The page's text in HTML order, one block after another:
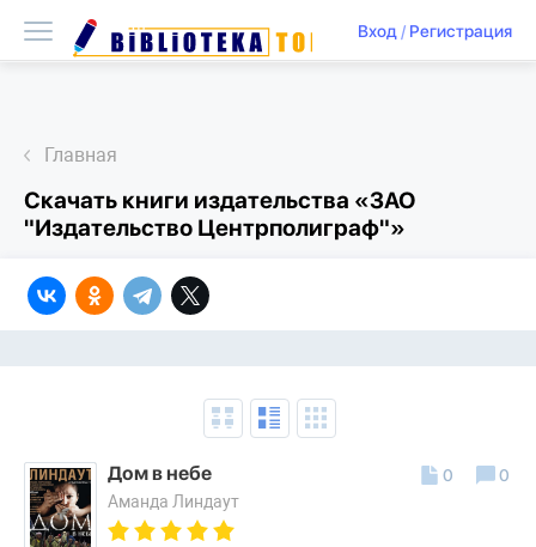
Вход/ Регистрация
Главная
Скачать книги издательства «ЗАО
"Издательство Центрполиграф"»
Дом в небе
Аманда Линдаут
0 0